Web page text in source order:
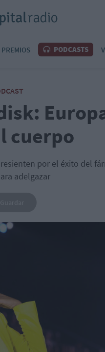
PREMIOS PODCASTS
cuerpo
por el éxito del
adelgazar